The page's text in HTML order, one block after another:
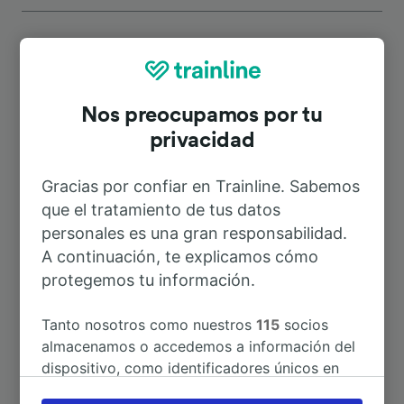
Wuppertal-Vohwinkel
Duración
A Köln Hbf 37min
A Aeropuerto Düsseldorf
A Hagen Hbf 26min
A Essen Hbf 31min
Nos preocupamos por tu
privacidad
Gracias por confiar en Trainline. Sabemos
que el tratamiento de tus datos
personales es una gran responsabilidad.
A continuación, te explicamos cómo
protegemos tu información.
Tanto nosotros como nuestros115 socios
almacenamos o accedemos a información del
dispositivo, como identificadores únicos en